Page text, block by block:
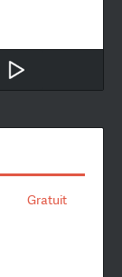
Gratuit